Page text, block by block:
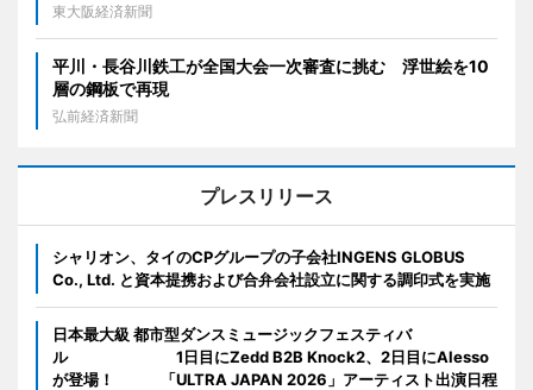
東大阪経済新聞
平川・長谷川鉄工が全国大会一次審査に挑む 浮世絵を10
層の鋼板で再現
弘前経済新聞
プレスリリース
シャリオン、タイのCPグループの子会社INGENS GLOBUS
Co., Ltd. と資本提携および合弁会社設立に関する調印式を実施
日本最大級 都市型ダンスミュージックフェスティバ
ル 1日目にZedd B2B Knock2、2日目にAlesso
が登場！ 「ULTRA JAPAN 2026」アーティスト出演日程